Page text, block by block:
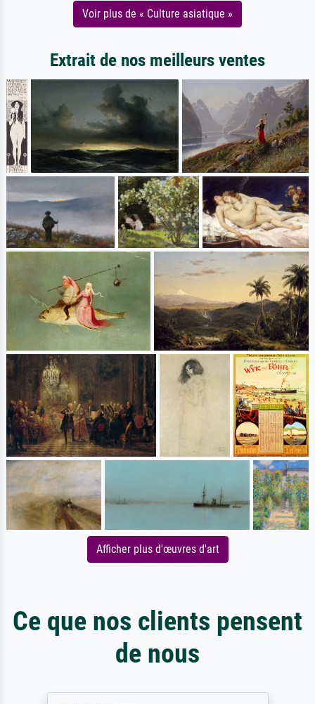
Voir plus de « Culture asiatique »
Extrait de nos meilleurs ventes
Afficher plus d'œuvres d'art
Ce que nos clients pensent
de nous